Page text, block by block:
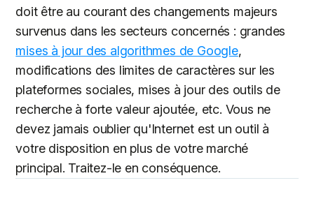
doit être au courant des changements majeurs
survenus dans les secteurs concernés : grandes
mises à jour des algorithmes de Google,
modifications des limites de caractères sur les
plateformes sociales, mises à jour des outils de
recherche à forte valeur ajoutée, etc. Vous ne
devez jamais oublier qu'Internet est un outil à
votre disposition en plus de votre marché
principal. Traitez-le en conséquence.